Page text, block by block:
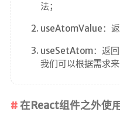
法；
useAtomValue：
useSetAtom：返
我们可以根据需求
在React组件之外使用